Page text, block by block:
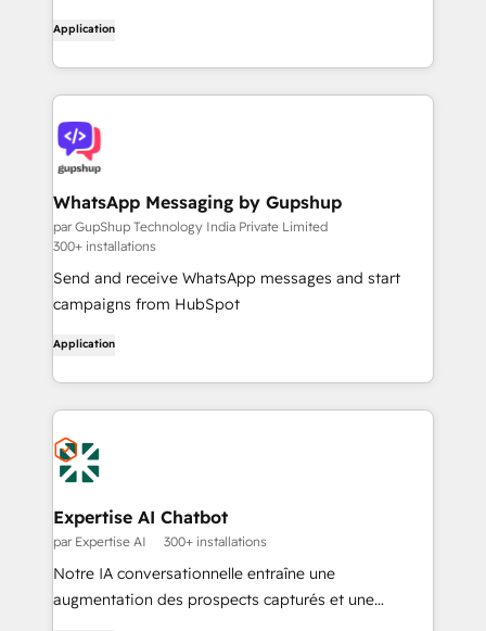
Application
WhatsApp Messaging by Gupshup
par GupShup Technology India Private Limited
300+ installations
Send and receive WhatsApp messages and start
campaigns from HubSpot
Application
Expertise AI Chatbot
par Expertise AI 300+ installations
Notre IA conversationnelle entraîne une
augmentation des prospects capturés et une